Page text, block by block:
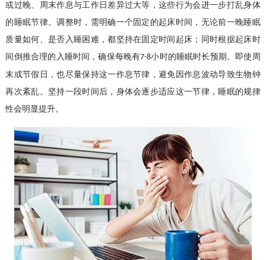
或过晚、周末作息与工作日差异过大等，这些行为会进一步打乱身体
的睡眠节律。调整时，需明确一个固定的起床时间，无论前一晚睡眠
质量如何、是否入睡困难，都坚持在固定时间起床；同时根据起床时
间倒推合理的入睡时间，确保每晚有7-8小时的睡眠时长预期。即使周
末或节假日，也尽量保持这一作息节律，避免因作息波动导致生物钟
再次紊乱。坚持一段时间后，身体会逐步适应这一节律，睡眠的规律
性会明显提升。